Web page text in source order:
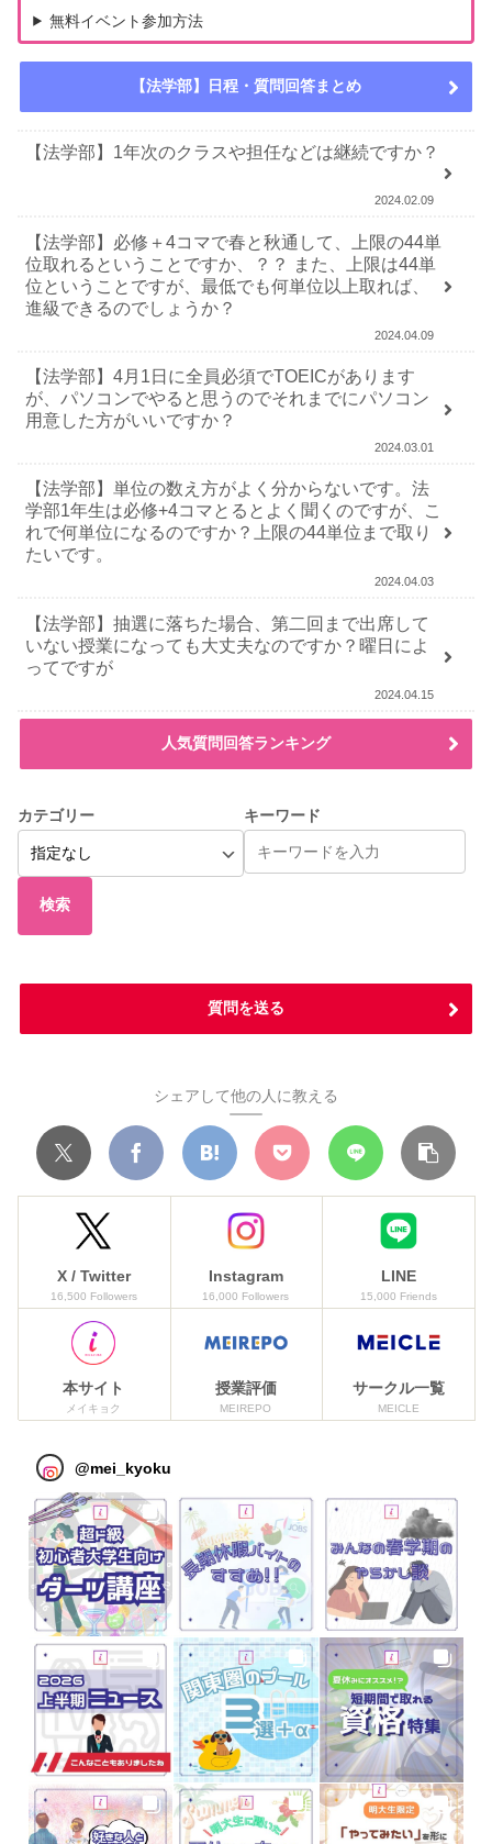
無料イベント参加方法
【法学部】日程・質問回答まとめ
【法学部】1年次のクラスや担任などは継続ですか？
2024.02.09
【法学部】必修＋4コマで春と秋通して、上限の44単
位取れるということですか、？？ また、上限は44単
位ということですが、最低でも何単位以上取れば、
進級できるのでしょうか？
2024.04.09
【法学部】4月1日に全員必須でTOEICがあります
が、パソコンでやると思うのでそれまでにパソコン
用意した方がいいですか？
2024.03.01
【法学部】単位の数え方がよく分からないです。法
学部1年生は必修+4コマとるとよく聞くのですが、こ
れで何単位になるのですか？上限の44単位まで取り
たいです。
2024.04.03
【法学部】抽選に落ちた場合、第二回まで出席して
いない授業になっても大丈夫なのですか？曜日によ
ってですが
2024.04.15
人気質問回答ランキング
カテゴリー キーワード
検索
質問を送る
シェアして他の人に教える
X / Twitter
16,500 Followers
Instagram
16,000 Followers
LINE
15,000 Friends
本サイト
メイキョク
授業評価
MEIREPO
サークル一覧
MEICLE
@mei_kyoku